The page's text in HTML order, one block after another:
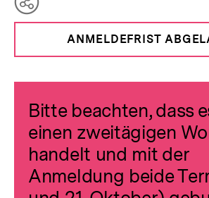
ANMELDEFRIST
Teilen
Optionen
anzeigen
Bitte beachten, dass
einen zweitägigen
handelt und mit der
Anmeldung beide